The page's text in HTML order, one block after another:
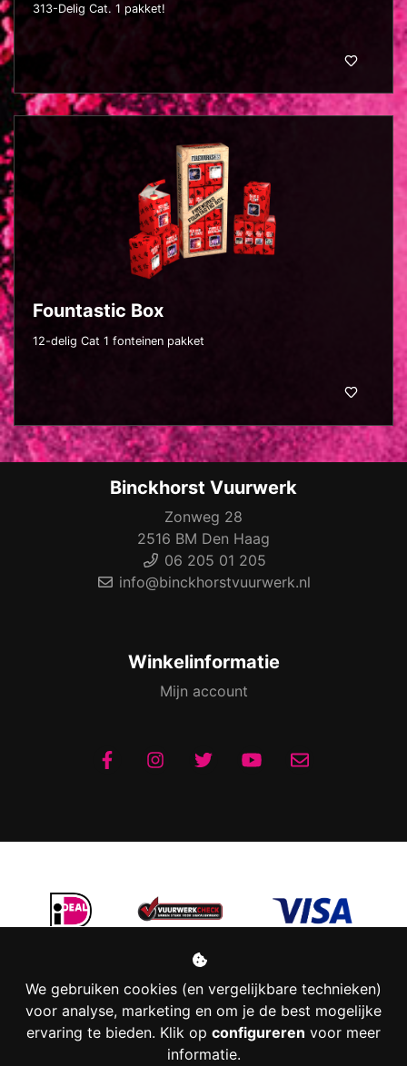
313-Delig Cat. 1 pakket!
Fountastic Box
12-delig Cat 1 fonteinen pakket
We gebruiken cookies (en vergelijkbare technieken)
voor analyse, marketing en om je de best mogelijke
ervaring te bieden. Klik op configureren voor meer
informatie.
Binckhorst Vuurwerk
Zonweg 28
2516 BM Den Haag
06 205 01 205
info@binckhorstvuurwerk.nl
Winkelinformatie
Mijn account